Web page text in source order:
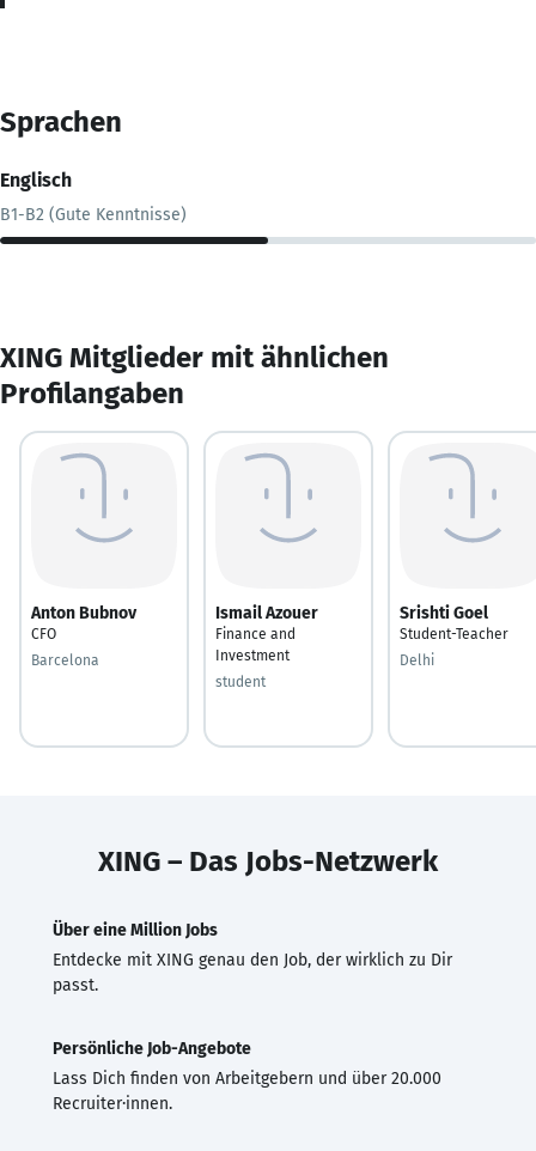
Sprachen
Englisch
B1-B2 (Gute Kenntnisse)
XING Mitglieder mit ähnlichen
Profilangaben
Anton Bubnov
CFO
Barcelona
Ismail Azouer
Finance and
Investment
student
Srishti Goel
Student-Teacher
Delhi
XING – Das Jobs-Netzwerk
Über eine Million Jobs
Entdecke mit XING genau den Job, der wirklich zu Dir
passt.
Persönliche Job-Angebote
Lass Dich finden von Arbeitgebern und über 20.000
Recruiter·innen.